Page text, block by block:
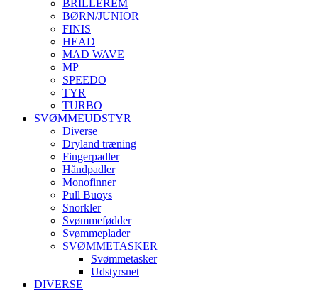
BRILLEREM
BØRN/JUNIOR
FINIS
HEAD
MAD WAVE
MP
SPEEDO
TYR
TURBO
SVØMMEUDSTYR
Diverse
Dryland træning
Fingerpadler
Håndpadler
Monofinner
Pull Buoys
Snorkler
Svømmefødder
Svømmeplader
SVØMMETASKER
Svømmetasker
Udstyrsnet
DIVERSE